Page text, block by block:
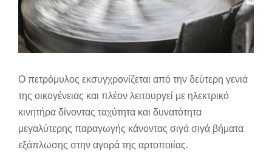
Ο πετρόμυλος εκσυγχρονίζεται από την δεύτερη γενιά
της οικογένειας και πλέον λειτουργεί με ηλεκτρικό
κινητήρα δίνοντας ταχύτητα και δυνατότητα
μεγαλύτερης παραγωγής κάνοντας σιγά σιγά βήματα
εξάπλωσης στην αγορά της αρτοποιίας.